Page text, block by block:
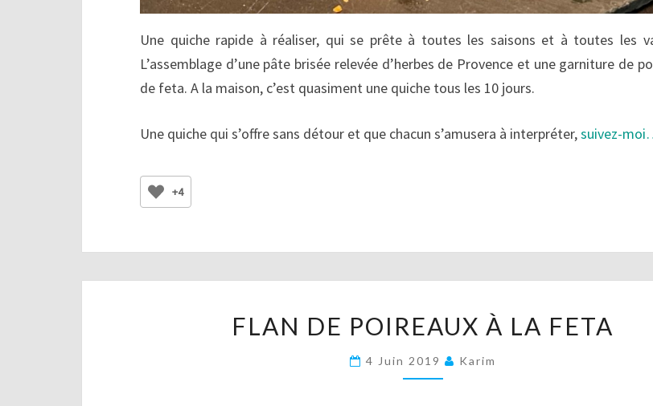
Une quiche rapide à réaliser, qui se prête à toutes les saisons et à toutes les
L’assemblage d’une pâte brisée relevée d’herbes de Provence et une garniture de
de feta. A la maison, c’est quasiment une quiche tous les 10 jours.
Une quiche qui s’offre sans détour et que chacun s’amusera à interpréter,suivez-
+4
DE
POIREAUX
À
FLAN DE POIREAUX À LA FETA
4 Juin 2019 Karim